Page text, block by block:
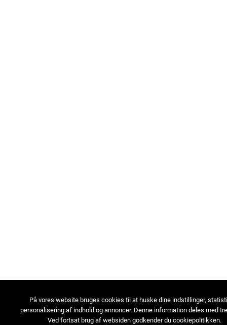
På vores website bruges cookies til at huske dine indstillinger,
personalisering af indhold og annoncer. Denne information deles med
Ved fortsat brug af websiden godkender du cookiepolitikken.